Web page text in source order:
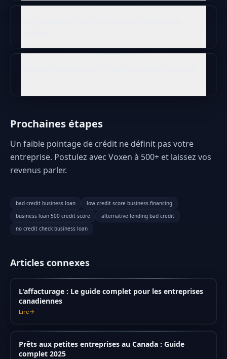
Prochaines étapes
Un faible pointage de crédit ne définit pas votre
entreprise. Postulez avec Voxen à 500+ et laissez vos
revenus parler.
bad credit business loan
low credit score business financing
business loan 500 credit score
alternative lending bad credit
no credit check business loan
Articles connexes
L'affacturage : Le guide complet pour les entreprises
canadiennes
Lire
Prêts aux petites entreprises au Canada : Guide
complet 2025